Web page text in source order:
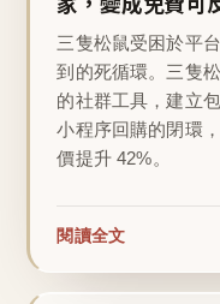
三隻松鼠受困於平
到的死循環。三隻
的社群工具，建立
小程序回購的閉環
價提升 42%。
閱讀全文